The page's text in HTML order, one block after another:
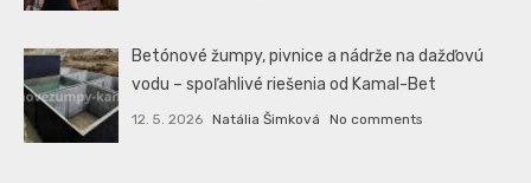
Betónové žumpy, pivnice a nádrže na dažďovú
vodu – spoľahlivé riešenia od Kamal-Bet
12. 5. 2026 Natália Šimková No comments